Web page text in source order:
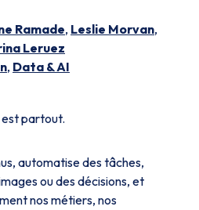
Ramade, Leslie Morvan,
Leruez
, Data & AI
est partout.
automatise des tâches,
ou des décisions, et
nos métiers, nos